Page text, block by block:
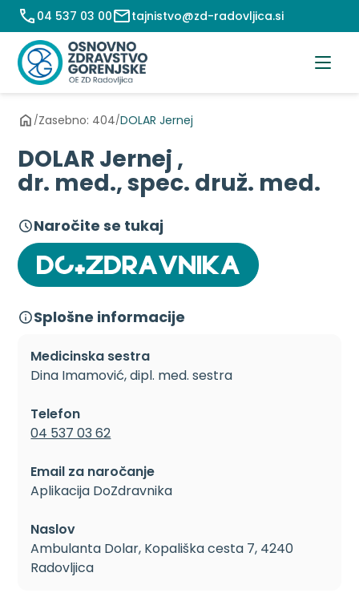
Preskoči
na
vsebino
04 537 03 00 tajnistvo@zd-radovljica.si
/Zasebno: 404/DOLAR Jernej
DOLAR Jernej ,
dr. med., spec. druž. med.
Naročite se tukaj
Splošne informacije
Medicinska sestra
Dina Imamović, dipl. med. sestra
Telefon
04 537 03 62
Email za naročanje
Aplikacija DoZdravnika
Naslov
Ambulanta Dolar, Kopališka cesta 7, 4240
Radovljica